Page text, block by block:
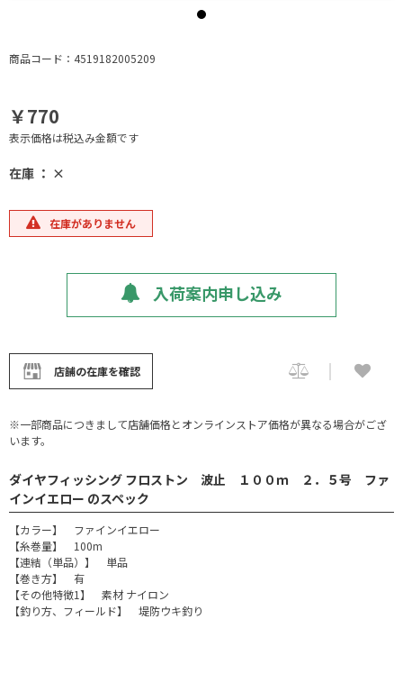
商品コード：4519182005209
￥770
表示価格は税込み金額です
在庫 ： ×
在庫がありません
入荷案内申し込み
店舗の在庫を確認
※一部商品につきまして店舗価格とオンラインストア価格が異なる場合がござ
います。
ダイヤフィッシング フロストン 波止 １００ｍ ２．５号 ファ
インイエロー のスペック
【カラー】 ファインイエロー
【糸巻量】 100m
【連結（単品）】 単品
【巻き方】 有
【その他特徴1】 素材 ナイロン
【釣り方、フィールド】 堤防ウキ釣り